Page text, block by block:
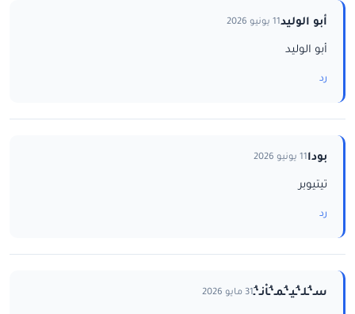
أبو الوليد11 يونيو 2026
أبو الوليد
رد
بودا11 يونيو 2026
تيتيوبر
رد
سـ‘ـُلـ‘ـُيـ‘ـُمـ‘ـُاْنـ‘ـُ31 مايو 2026